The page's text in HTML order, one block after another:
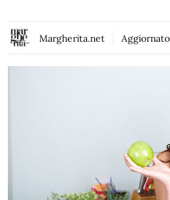
Margherita.net